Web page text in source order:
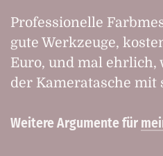
Professionelle
gute Werkzeuge,
Euro, und mal ehrlich,
der Kameratasche mit
Weitere Argumente für